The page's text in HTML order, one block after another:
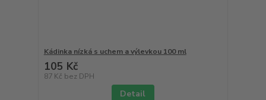
Kádinka nízká s uchem a výlevkou 100 ml
105 Kč
87 Kč bez DPH
Detail